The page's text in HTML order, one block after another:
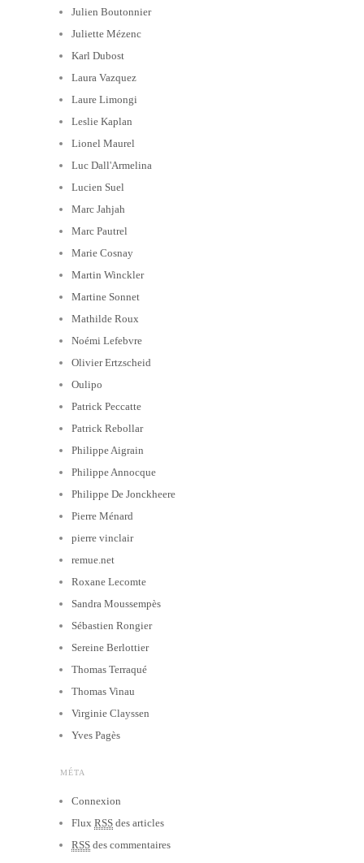
Julien Boutonnier
Juliette Mézenc
Karl Dubost
Laura Vazquez
Laure Limongi
Leslie Kaplan
Lionel Maurel
Luc Dall'Armelina
Lucien Suel
Marc Jahjah
Marc Pautrel
Marie Cosnay
Martin Winckler
Martine Sonnet
Mathilde Roux
Noémi Lefebvre
Olivier Ertzscheid
Oulipo
Patrick Peccatte
Patrick Rebollar
Philippe Aigrain
Philippe Annocque
Philippe De Jonckheere
Pierre Ménard
pierre vinclair
remue.net
Roxane Lecomte
Sandra Moussempès
Sébastien Rongier
Sereine Berlottier
Thomas Terraqué
Thomas Vinau
Virginie Clayssen
Yves Pagès
MÉTA
Connexion
Flux RSS des articles
RSS des commentaires